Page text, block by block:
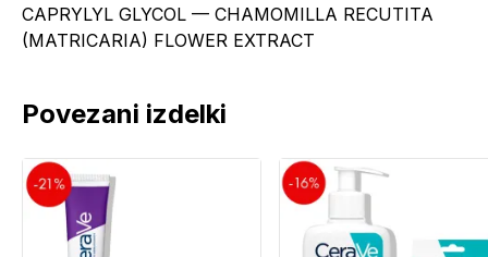
CAPRYLYL GLYCOL — CHAMOMILLA RECUTITA
(MATRICARIA) FLOWER EXTRACT
Povezani izdelki